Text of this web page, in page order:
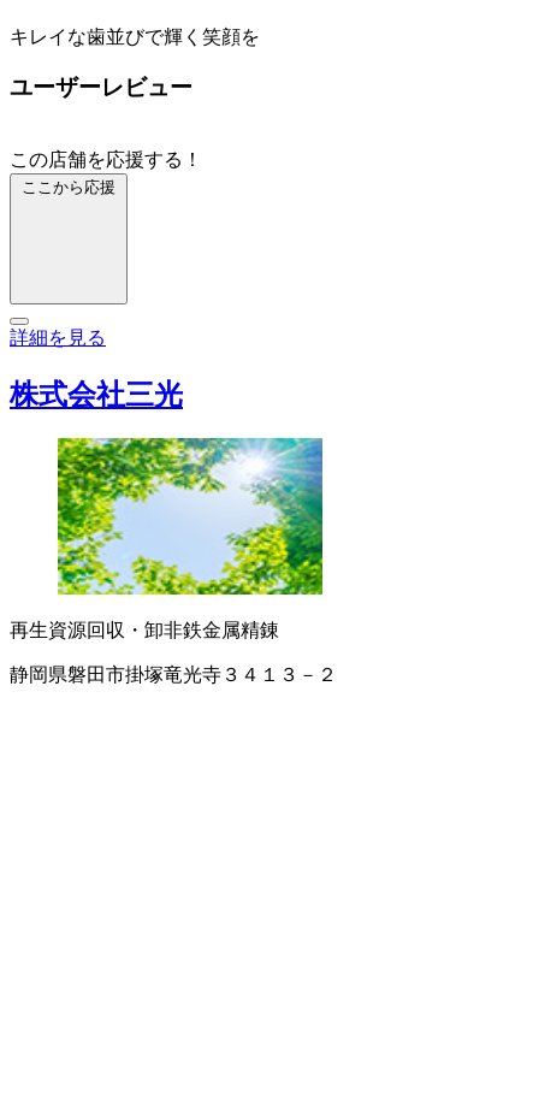
キレイな歯並びで輝く笑顔を
ユーザーレビュー
この店舗を応援する！
ここから応援
詳細を見る
株式会社三光
再生資源回収・卸非鉄金属精錬
静岡県磐田市掛塚竜光寺３４１３－２